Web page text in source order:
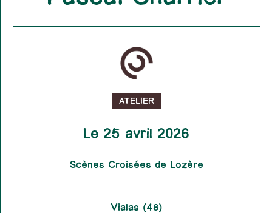
ATELIER
Le 25 avril 2026
Scènes Croisées de Lozère
Vialas (48)